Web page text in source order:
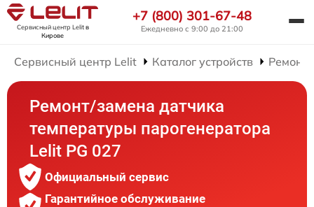
Сервисный центр Lelitв
Кирове
+7 (800) 301-67-48
Ежедневно с 9:00 до 21:00
Сервисный центр Lelit Каталог устройств Ремонт
Ремонт/замена датчика
температуры парогенератора
Lelit PG 027
Официальный сервис
Гарантийное обслуживание